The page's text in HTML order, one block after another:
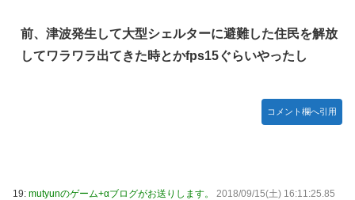
前、津波発生して大型シェルターに避難した住民を解放
してワラワラ出てきた時とかfps15ぐらいやったし
コメント欄へ引用
19: mutyunのゲーム+αブログがお送りします。
2018/09/15(土) 16:11:25.85